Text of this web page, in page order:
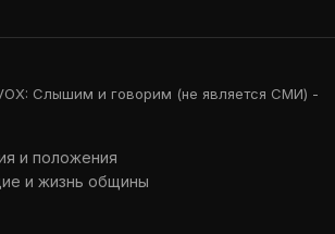
Слышим и говорим (не является СМИ) -
и положения
и жизнь общины